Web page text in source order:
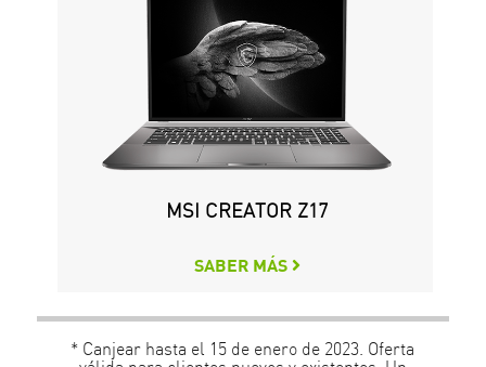
MSI CREATOR Z17
SABER MÁS
* Canjear hasta el 15 de enero de 2023. Oferta